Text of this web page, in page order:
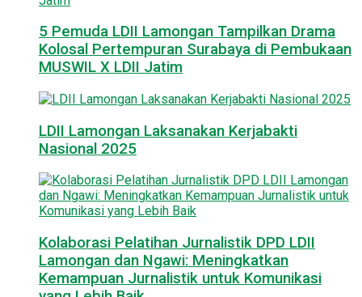
5 Pemuda LDII Lamongan Tampilkan Drama
Kolosal Pertempuran Surabaya di Pembukaan
MUSWIL X LDII Jatim
LDII Lamongan Laksanakan Kerjabakti
Nasional 2025
Kolaborasi Pelatihan Jurnalistik DPD LDII
Lamongan dan Ngawi: Meningkatkan
Kemampuan Jurnalistik untuk Komunikasi